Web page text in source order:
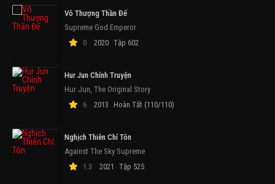
Vô Thượng Thần Đế
Supreme God Emperor
0
2020 Tập 602
Hur Jun Chính Truyện
Hur Jun, The Original Story
6
2013 Hoàn Tất (110/110)
Nghịch Thiên Chí Tôn
Against The Sky Supreme
1.3
2021 Tập 525